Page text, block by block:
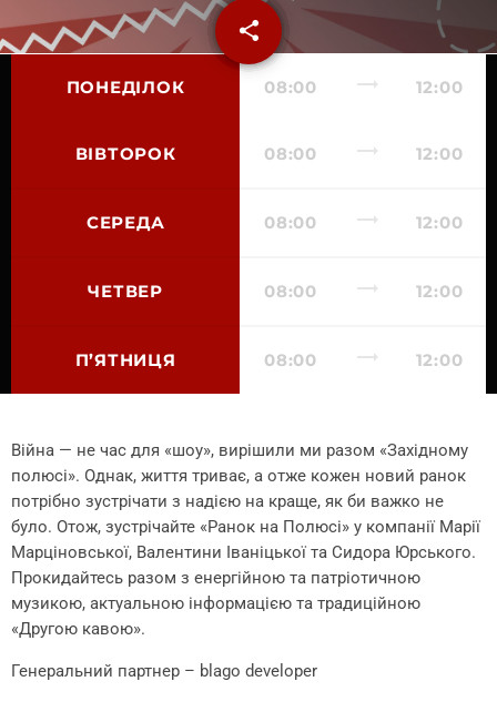
share
email
ПОНЕДІЛОК 08:00 trending_flat 12:00
ВІВТОРОК 08:00 trending_flat 12:00
СЕРЕДА 08:00 trending_flat 12:00
ЧЕТВЕР 08:00 trending_flat 12:00
П’ЯТНИЦЯ 08:00 trending_flat 12:00
Війна — не час для «шоу», вирішили ми разом «Західному
полюсі». Однак, життя триває, а отже кожен новий ранок
потрібно зустрічати з надією на краще, як би важко не
було. Отож, зустрічайте «Ранок на Полюсі» у компанії Марії
Марціновської, Валентини Іваніцької та Сидора Юрського.
Прокидайтесь разом з енергійною та патріотичною
музикою, актуальною інформацією та традиційною
«Другою кавою».
Генеральний партнер – blago developer